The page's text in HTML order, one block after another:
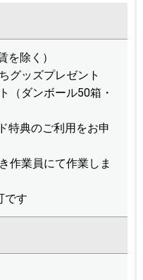
除く）
グッズプレゼント
（ダンボール50箱・
特典のご利用をお申
作業員にて作業しま
です